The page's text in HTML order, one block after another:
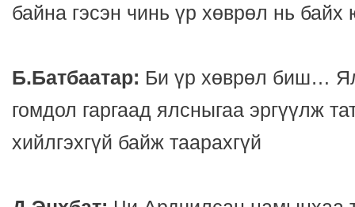
байна гэсэн чинь үр хөврөл нь байх
Б.Батбаатар: Би үр хөврөл биш…
гомдол гаргаад ялсныгаа эргүүлж
хийлгэхгүй байж таарахгүй